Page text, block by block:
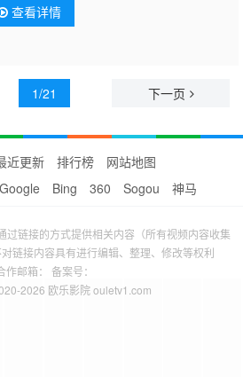
查看详情
1/21 下一页
近更新 排行榜
网站地图
Google Bing 360 Sogou 神马
过链接的方式提供相关内容（所有视频内容收集
链接内容具有进行编辑、整理、修改等权利
作邮箱： 备案号：
2026 欧乐影院 ouletv1.com